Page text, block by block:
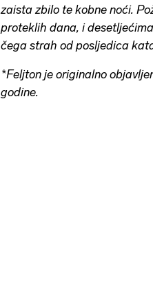
zaista zbilo te kobne noći.
proteklih dana, i
čega strah od posljedica
*Feljton je originalno
godine.